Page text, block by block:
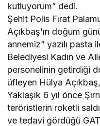
kutluyorum” dedi.
Şehit Polis Fırat
Açıkbaş’ın doğum
annemiz” yazılı pasta
Belediyesi Kadın ve
personelinin getirdiği
üfleyen Hülya
Yaklaşık 6 yıl önce
teröristlerin roketli
ve tedavi gördüğü